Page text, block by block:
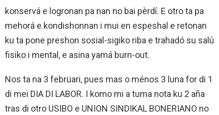
konservá e logronan pa nan no bai pèrdí. E otro ta pa
mehorá e kondishonnan i mui en espeshal e retonan
ku ta pone preshon sosial-sigiko riba e trahadó su salú
fisiko i mental, e asina yamá burn-out.
Nos ta na 3 febrüari, pues mas o ménos 3 luna for di 1
di mei DIA DI LABOR. I komo mi a tuma nota ku 2 aña
tras di otro USIBO e UNION SINDIKAL BONERIANO no